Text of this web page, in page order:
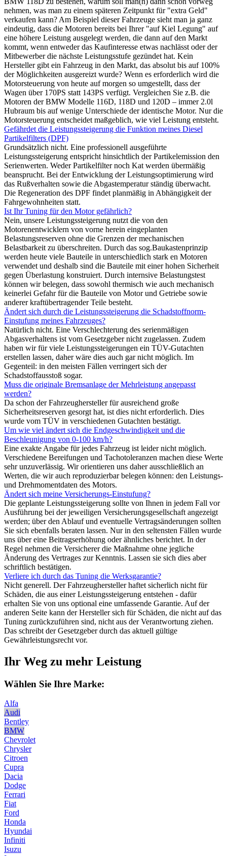
nehmen, was man zu einem späteren Zeitpunkt für "extra Geld"
verkaufen kann? Am Beispiel dieser Fahrzeuge sieht man ja ganz
eindeutig, dass die Motoren bereits bei Ihrer "auf Kiel Legung" auf
eine höhere Leistung ausgelegt werden, die dann auf den Markt
kommt, wenn entweder das Kaufinteresse etwas nachlässt oder der
Mitbewerber die nächste Leistungsstufe gezündet hat. Kein
Hersteller gibt ein Fahrzeug in den Markt, das absolut bis auf 100%
der Möglichkeiten ausgereizt wurde? Wenn es erforderlich wird die
Motorsteuerung von heute auf morgen so umgestellt, dass der
Wagen über 170PS statt 143PS verfügt. Vergleichen Sie z.B. die
Motoren der BMW Modelle 116D, 118D und 120D – immer 2.0l
Hubraum bis auf wenige Unterschiede der identische Motor. Nur die
Motorsteuerung entscheidet maßgeblich, wie viel Leistung entsteht.
Gefährdet die Leistungssteigerung die Funktion meines Diesel
Partikelfilters (DPF)
Grundsätzlich nicht. Eine professionell ausgeführte
Leistungssteigerung entspricht hinsichtlich der Partikelemission den
Serienwerten. Weder Partikelfilter noch Kat werden übermäßig
beansprucht. Bei der Entwicklung der Leistungsoptimierung wird
das Rußverhalten sowie die Abgastemperatur ständig überwacht.
Die Regeneration des DPF findet planmäßig in Abhängigkeit der
Fahrgewohnheiten statt.
Ist Ihr Tuning für den Motor gefährlich?
Nein, unsere Leistungssteigerung nutzt die von den
Motorenentwicklern von vorne herein eingeplanten
Belastungsreserven ohne die Grenzen der mechanischen
Belastbarkeit zu überschreiten. Durch das sog.Baukastenprinzip
werden heute viele Bauteile in unterschiedlich stark en Motoren
verwendet und deshalb sind die Bauteile mit einer hohen Sicherheit
gegen Überlastung konstruiert. Durch internsive Belastungstest
können wir belegen, dass sowohl thermisch wie auch mechanisch
keinerlei Gefahr für die Bauteile von Motor und Getriebe sowie
anderer kraftübertragender Teile besteht.
Ändert sich durch die Leistungssteigerung die Schadstoffnorm-
Einstufung meines Fahrzeuges?
Natürlich nicht. Eine Verschlechterung des serienmäßigen
Abgasverhaltens ist vom Gesetzgeber nicht zugelassen. Zudem
haben wir für viele Leistungssteigerungen ein TÜV-Gutachten
erstellen lassen, daher wäre dies auch gar nicht möglich. Im
Gegenteil: in den meisten Fällen verringert sich der
Schadstoffausstoß sogar.
Muss die originale Bremsanlage der Mehrleistung angepasst
werden?
Da schon der Fahrzeughersteller für ausreichend große
Sicherheitsreserven gesorgt hat, ist dies nicht erforderlich. Dies
wurde vom TÜV in verschiedenen Gutachten bestätigt.
Um wie viel ändert sich die Endgeschwindigkeit und die
Beschleunigung von 0-100 km/h?
Eine exakte Angabe für jedes Fahrzeug ist leider nicht möglich.
Verschiedene Bereifungen und Tachotoleranzen machen diese Werte
sehr unzuverlässig. Wir orientieren uns daher ausschließlich an
Werten, die wir auch reproduzierbar belegen können: den Leistungs-
und Drehmomentdaten des Motors.
Ändert sich meine Versicherungs-Einstufung?
Die geplante Leistungssteigerung sollte von Ihnen in jedem Fall vor
Ausführung bei der jeweiligen Versicherungsgesellschaft angezeigt
werden; über den Ablauf und eventuelle Vertragsänderungen sollten
Sie sich ebenfalls beraten lassen. Nur in den seltensten Fällen wurde
uns über eine Beitragserhöhung oder ähnliches berichtet. In der
Regel nehmen die Versicherer die Maßnahme ohne jegliche
Änderung des Vertrages zur Kenntnis. Lassen sie sich dies aber
schriftlich bestätigen.
Verliere ich durch das Tuning die Werksgarantie?
Nicht generell. Der Fahrzeughersteller haftet sicherlich nicht für
Schäden, die aus einer Leistungssteigerung entstehen - dafür
erhalten Sie von uns optional eine umfassende Garantie. Auf der
anderen Seite kann der Hersteller sich für Schäden, die nicht auf das
Tuning zurückzuführen sind, nicht aus der Verantwortung ziehen.
Das schreibt der Gesetzgeber durch das aktuell gültige
Gewährleistungsrecht vor.
Ihr Weg zu mehr Leistung
Wählen Sie Ihre Marke:
Alfa
Audi
Bentley
BMW
Chevrolet
Chrysler
Citroen
Cupra
Dacia
Dodge
Ferrari
Fiat
Ford
Honda
Hyundai
Infiniti
Isuzu